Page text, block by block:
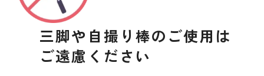
三脚や自撮り棒のご使用は
ご遠慮ください